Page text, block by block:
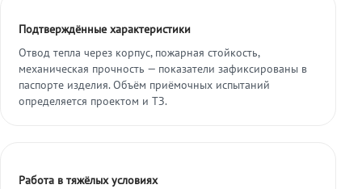
Подтверждённые характеристики
Отвод тепла через корпус, пожарная стойкость,
механическая прочность — показатели зафиксированы в
паспорте изделия. Объём приёмочных испытаний
определяется проектом и ТЗ.
Работа в тяжёлых условиях